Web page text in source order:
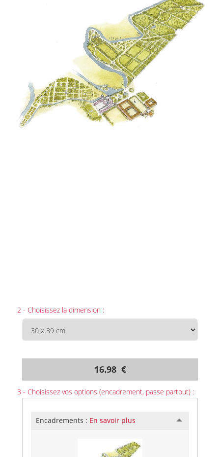
2 - Choisissez la dimension :
16.98 €
3 - Choisissez vos options (encadrement, passe partout) :
Encadrements : En savoir plus